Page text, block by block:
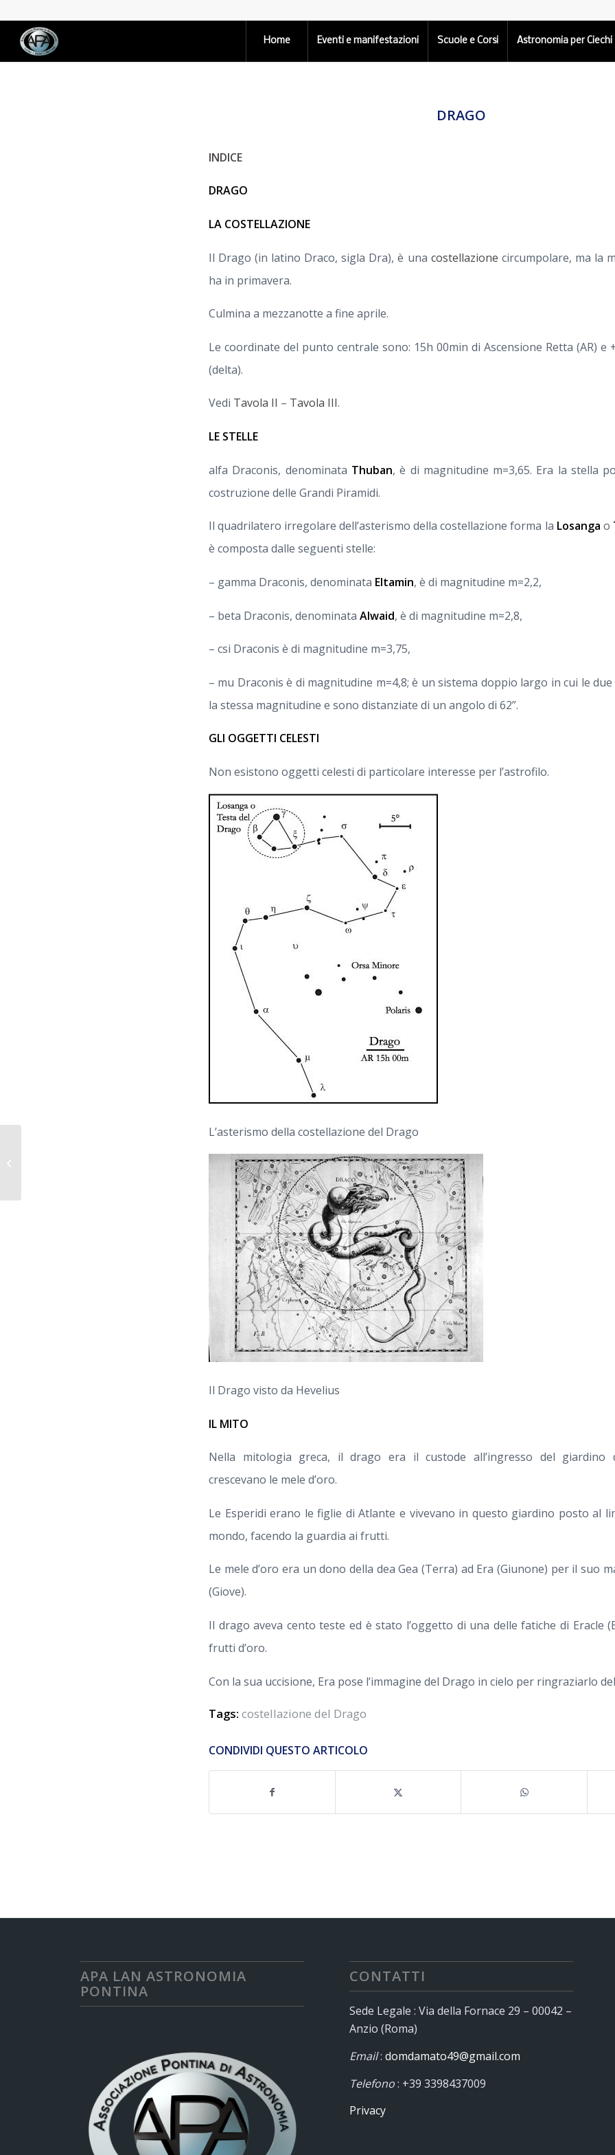
Home Eventi e manifestazioni Scuole e Corsi Astronomia per Ciechi
DRAGO
INDICE
DRAGO
LA COSTELLAZIONE
Il Drago (in latino Draco, sigla Dra), è una costellazione circumpolare, ma la
ha in primavera.
Culmina a mezzanotte a fine aprile.
Le coordinate del punto centrale sono: 15h 00min di Ascensione Retta (AR) e
(delta).
Vedi Tavola II – Tavola III.
LE STELLE
alfa Draconis, denominata Thuban, è di magnitudine m=3,65. Era la stella
costruzione delle Grandi Piramidi.
Il quadrilatero irregolare dell’asterismo della costellazione forma la Losanga o
è composta dalle seguenti stelle:
– gamma Draconis, denominata Eltamin, è di magnitudine m=2,2,
– beta Draconis, denominata Alwaid, è di magnitudine m=2,8,
– csi Draconis è di magnitudine m=3,75,
– mu Draconis è di magnitudine m=4,8; è un sistema doppio largo in cui le
la stessa magnitudine e sono distanziate di un angolo di 62”.
GLI OGGETTI CELESTI
Non esistono oggetti celesti di particolare interesse per l’astrofilo.
L’asterismo della costellazione del Drago
Il Drago visto da Hevelius
IL MITO
Nella mitologia greca, il drago era il custode all’ingresso del giardino
crescevano le mele d’oro.
Le Esperidi erano le figlie di Atlante e vivevano in questo giardino posto al
mondo, facendo la guardia ai frutti.
Le mele d’oro era un dono della dea Gea (Terra) ad Era (Giunone) per il suo
(Giove).
Il drago aveva cento teste ed è stato l’oggetto di una delle fatiche di Eracle
frutti d’oro.
Con la sua uccisione, Era pose l’immagine del Drago in cielo per ringraziarlo
Tags: costellazione del Drago
CONDIVIDI QUESTO ARTICOLO
APA LAN ASTRONOMIA
PONTINA
CONTATTI
Sede Legale : Via della Fornace 29 – 00042 –
Anzio (Roma)
Email:domdamato49@gmail.com
Telefono: +39 3398437009
Privacy